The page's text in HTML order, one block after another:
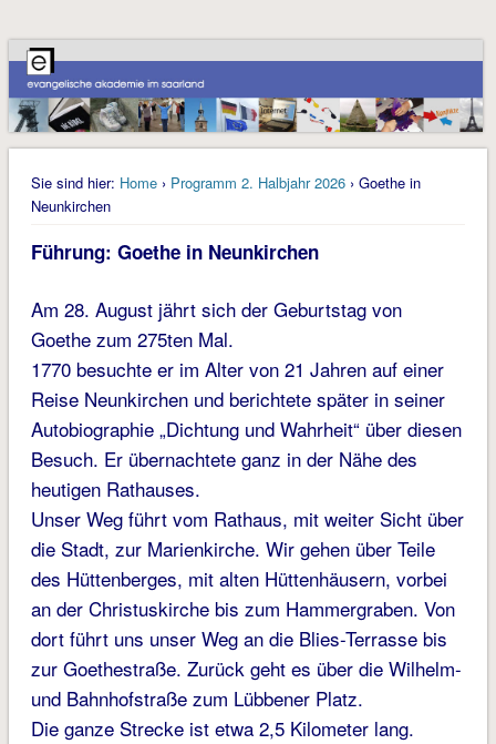
Sie sind hier: Home› Programm 2. Halbjahr 2026› Goethe in
Neunkirchen
Führung: Goethe in Neunkirchen
Am 28. August jährt sich der Geburtstag von
Goethe zum 275ten Mal.
1770 besuchte er im Alter von 21 Jahren auf einer
Reise Neunkirchen und berichtete später in seiner
Auto­biographie „Dichtung und Wahrheit“ über diesen
Besuch. Er übernachtete ganz in der Nähe des
heutigen Rathauses.
Unser Weg führt vom Rathaus, mit weiter Sicht über
die Stadt, zur Marienkirche. Wir gehen über Teile
des Hüttenberges, mit alten Hüttenhäusern, vorbei
an der Christuskirche bis zum Hammergraben. Von
dort führt uns unser Weg an die Blies-Terrasse bis
zur Goethe­straße. Zurück geht es über die Wilhelm-
und Bahn­hofstraße zum Lübbener Platz.
Die ganze Strecke ist etwa 2,5 Kilometer lang.